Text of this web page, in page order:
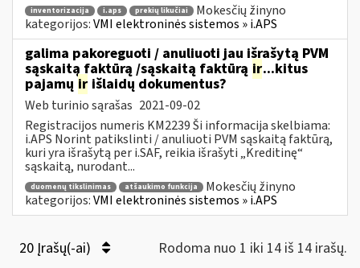
inventorizacija i.aps prekių likučiai
Mokesčių žinyno
kategorijos:VMI elektroninės sistemos » i.APS
galima pakoreguoti / anuliuoti jau išrašytą PVM
sąskaitą faktūrą /sąskaitą faktūrą ir...kitus
pajamų ir išlaidų dokumentus?
Web turinio sąrašas 2021-09-02
Registracijos numeris KM2239 Ši informacija skelbiama:
i.APS Norint patikslinti / anuliuoti PVM sąskaitą faktūrą,
kuri yra išrašytą per i.SAF, reikia išrašyti „Kreditinę“
sąskaitą, nurodant...
duomenų tikslinimas atšaukimo funkcija
Mokesčių žinyno
kategorijos:VMI elektroninės sistemos » i.APS
20 Įrašų(-ai) Rodoma nuo 1 iki 14 iš 14 irašų.